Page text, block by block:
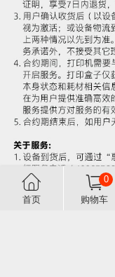
首页 购物车
0